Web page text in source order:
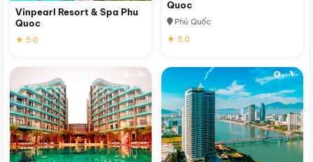
Vinpearl Resort & Spa Phu
Quoc
★ 5.0
Quoc
Phú Quốc
★ 5.0